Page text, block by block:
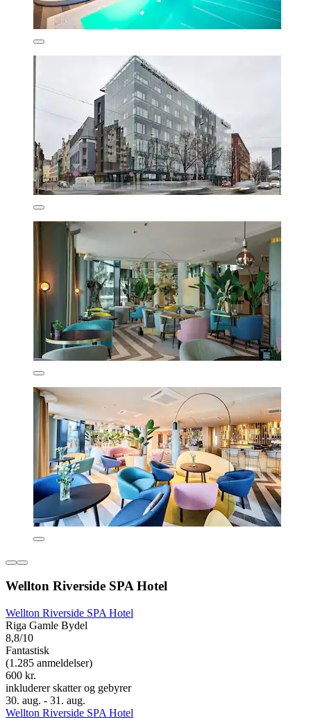
Wellton Riverside SPA Hotel
Wellton Riverside SPA Hotel
Riga Gamle Bydel
8,8/10
Fantastisk
(1.285 anmeldelser)
600 kr.
inkluderer skatter og gebyrer
30. aug. - 31. aug.
Wellton Riverside SPA Hotel